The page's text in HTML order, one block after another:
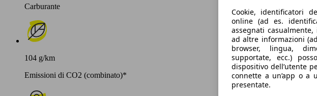
Carburante
104 g/km
Emissioni di CO2 (combinato)*
Cookie, identificatori
online (ad es.
assegnati
ad altre informazioni
browser, lingua,
supportate, ecc.)
dispositivo dell’utente
connette a un’app o
presentate.